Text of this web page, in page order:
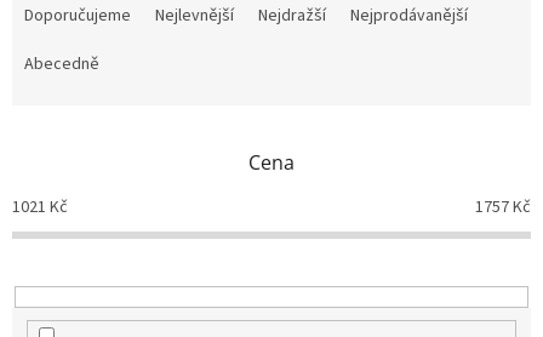
o
d
k
t
Doporučujeme Nejlevnější Nejdražší
Nejprodávanější
Abecedně
Cena
1021 Kč 1757Kč